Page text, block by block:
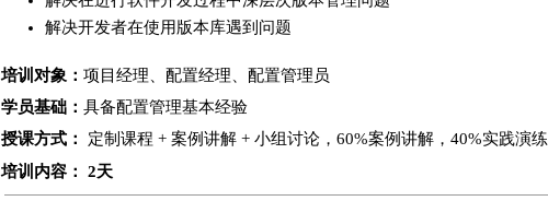
解决开发者在使用版本库遇到问题
培训对象： 项目经理、配置经理、配置管理员
学员基础： 具备配置管理基本经验
授课方式：
定制课程 + 案例讲解 + 小组讨论，60%案例讲解，40%实践演练
培训 内容 ： 2天